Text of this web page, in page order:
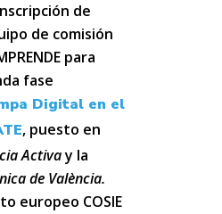
de
de comisión
para
fase
Digital en el
, puesto en
Activay la
de València.
europeo COSIE